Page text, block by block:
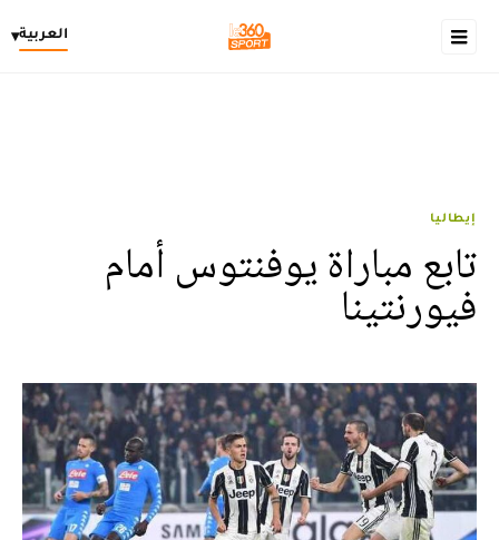
العربية▾
إيطاليا
تابع مباراة يوفنتوس أمام
فيورنتينا